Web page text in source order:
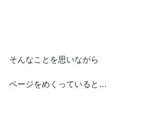
そんなことを思いながら
ページをめくっていると…